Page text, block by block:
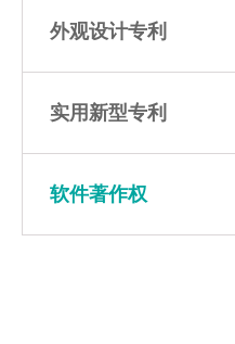
外观设计专利
实用新型专利
软件著作权